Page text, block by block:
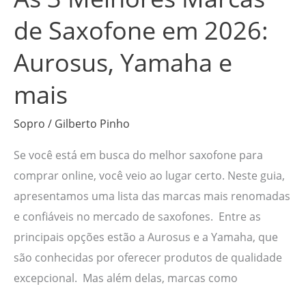
de Saxofone em 2026:
Aurosus, Yamaha e
mais
Sopro / Gilberto Pinho
Se você está em busca do melhor saxofone para
comprar online, você veio ao lugar certo. Neste guia,
apresentamos uma lista das marcas mais renomadas
e confiáveis no mercado de saxofones. Entre as
principais opções estão a Aurosus e a Yamaha, que
são conhecidas por oferecer produtos de qualidade
excepcional. Mas além delas, marcas como
Yamaha
e
mais